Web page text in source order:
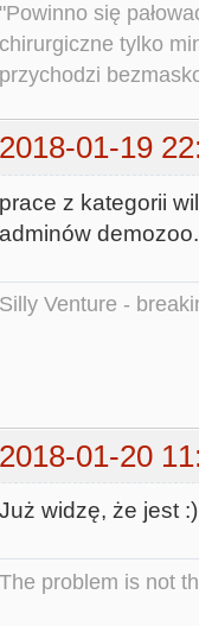
"Powinno się
chirurgiczne tylko
przychodzi
2018-01-19
prace z kategorii
adminów
Silly Venture -
2018-01-20
Już widzę, że jest :)
The problem is not